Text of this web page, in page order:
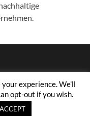
24 —
experience. We'll
opt-out if you wish.
ACCEPT